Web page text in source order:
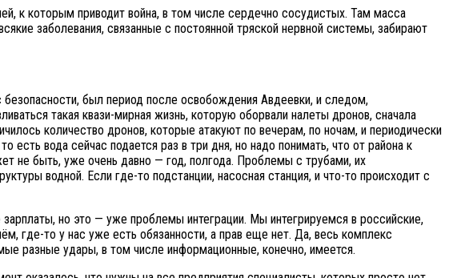
к которым приводит война, в том числе сердечно сосудистых. Там масса
заболевания, связанные с постоянной тряской нервной системы, забирают
был период после освобождения Авдеевки, и следом,
такая квази-мирная жизнь, которую оборвали налеты дронов, сначала
количество дронов, которые атакуют по вечерам, по ночам, и периодически
вода сейчас подается раз в три дня, но надо понимать, что от района к
не быть, уже очень давно — год, полгода. Проблемы с трубами, их
водной. Если где-то подстанции, насосная станция, и что-то происходит с
но это — уже проблемы интеграции. Мы интегрируемся в российские,
где-то у нас уже есть обязанности, а прав еще нет. Да, весь комплекс
разные удары, в том числе информационные, конечно, имеется.